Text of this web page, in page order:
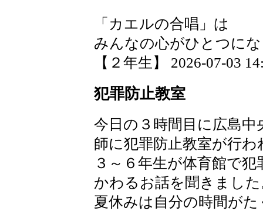
「カエルの合唱」は
みんなの心がひとつに
【２年生】 2026-07-03
犯罪防止教室
今日の３時間目に広島
師に犯罪防止教室が行わ
３～６年生が体育館で
かわるお話を聞きまし
夏休みは自分の時間が